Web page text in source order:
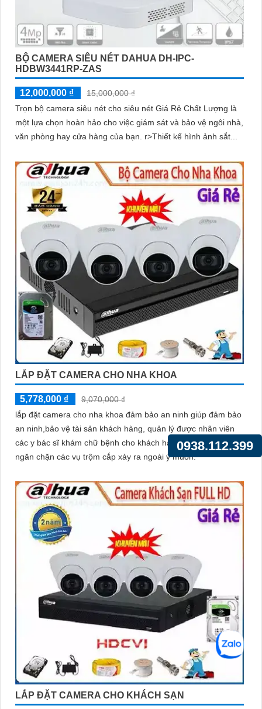
BỘ CAMERA SIÊU NÉT DAHUA DH-IPC-
HDBW3441RP-ZAS
12,000,000 ₫
15,000,000 ₫
Trọn bộ camera siêu nét cho siêu nét Giá Rẻ Chất Lượng là
một lựa chọn hoàn hảo cho việc giám sát và bảo vệ ngôi nhà,
văn phòng hay cửa hàng của bạn. r>Thiết kế hình ảnh sắt...
LẮP ĐẶT CAMERA CHO NHA KHOA
5,778,000 ₫
9,070,000 ₫
lắp đặt camera cho nha khoa đảm bảo an ninh giúp đảm bảo
an ninh,bảo vệ tài sản khách hàng, quản lý được nhân viên
các y bác sĩ khám chữ bệnh cho khách hàng ngoài ra còn
ngăn chặn các vụ trộm cắp xảy ra ngoài ý muốn.
LẮP ĐẶT CAMERA CHO KHÁCH SẠN
0938.112.399